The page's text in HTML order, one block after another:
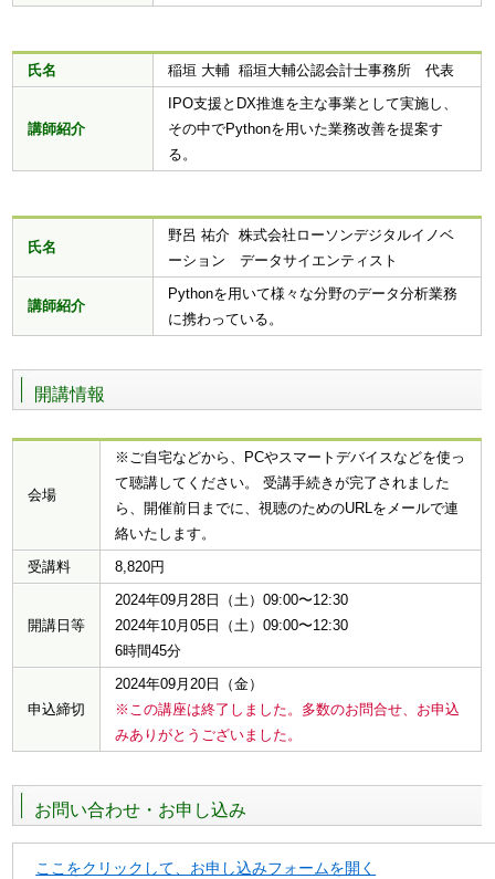
氏名 稲垣 大輔 稲垣大輔公認会計士事務所 代表
講師紹介
IPO支援とDX推進を主な事業として実施し、
その中でPythonを用いた業務改善を提案す
る。
氏名
野呂 祐介 株式会社ローソンデジタルイノベ
ーション データサイエンティスト
講師紹介
Pythonを用いて様々な分野のデータ分析業務
に携わっている。
開講情報
会場
※ご自宅などから、PCやスマートデバイスなどを使っ
て聴講してください。 受講手続きが完了されました
ら、開催前日までに、視聴のためのURLをメールで連
絡いたします。
受講料
8,820円
開講日等
2024年09月28日（土）09:00〜12:30
2024年10月05日（土）09:00〜12:30
6時間45分
申込締切
2024年09月20日（金）
※この講座は終了しました。多数のお問合せ、お申込
みありがとうございました。
お問い合わせ・お申し込み
ここをクリックして、お申し込みフォームを開く